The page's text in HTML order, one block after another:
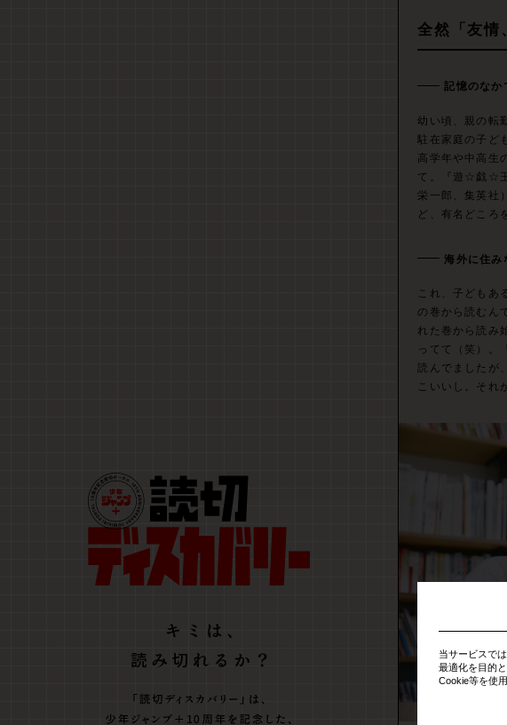
全然「友情
記憶のなか
幼い頃、親の転
駐在家庭の子ど
高学年や中高生
て。『遊☆戯☆
栄一郎、集英社
ど、有名どころ
海外に住み
これ、子どもあ
の巻から読むん
れた巻から読み
ってて（笑）。
読んでましたが
こいいし。それ
当サービスで
最適化を目的と
Cookie等を使